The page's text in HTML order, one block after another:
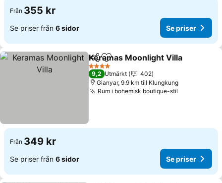
Från 355 kr
Se priser från 6 sidor Se priser
Dela Lägg till i Mina Favoriter
Keramas Moonlight Villa
4 Stjärnor
9,2 Utmärkt
402
Gianyar, 9.9 km till Klungkung
Rum i bohemisk boutique-stil
Från 349 kr
Se priser från 6 sidor Se priser